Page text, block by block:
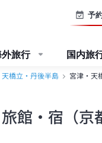
予
旅行 国内旅
天橋立・丹後半島 宮津・天
館・宿（京